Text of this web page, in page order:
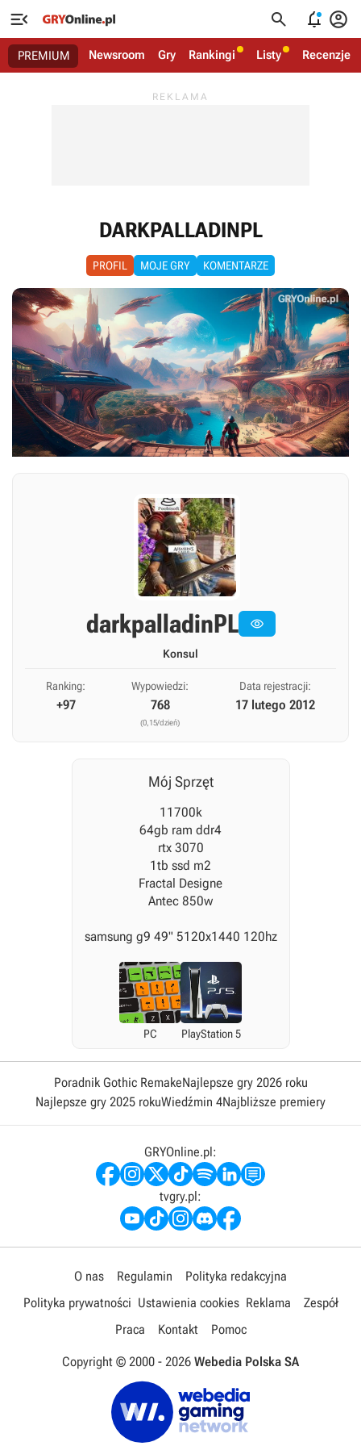
   
PREMIUM Newsroom Gry Rankingi Listy Recenzje
DARKPALLADINPL
PROFIL MOJE GRY KOMENTARZE
darkpalladinPL 
Konsul
Ranking:
+97
Wypowiedzi:
768
(0,15/dzień)
Data rejestracji:
17 lutego 2012
Mój Sprzęt
11700k
64gb ram ddr4
rtx 3070
1tb ssd m2
Fractal Designe
Antec 850w
samsung g9 49" 5120x1440 120hz
PC PlayStation 5
Poradnik Gothic RemakeNajlepsze gry 2026 roku
Najlepsze gry 2025 rokuWiedźmin 4Najbliższe premiery
GRYOnline.pl:
tvgry.pl:
O nas Regulamin
Polityka redakcyjna
Polityka prywatności Ustawienia cookies Reklama
Zespół
Praca
Kontakt Pomoc
Copyright © 2000 - 2026 Webedia Polska SA